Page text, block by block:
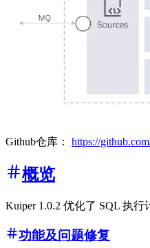
Github仓库： https://
概览
Kuiper 1.0.2 优化了 SQL 执
功能及问题修复